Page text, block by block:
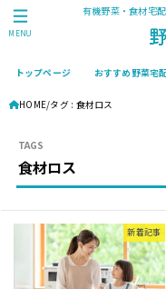
有機野菜・食材宅
トップページ おすすめ野菜宅
MENU
HOME タグ : 食材ロス
食材ロス
新着記事